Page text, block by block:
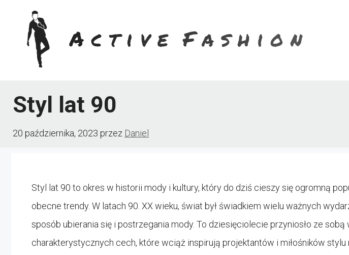
Styl lat 90
20 października, 2023 przez Daniel
Styl lat 90 to okres w historii mody i kultury, który do dziś cieszy się ogromną
obecne trendy. W latach 90. XX wieku, świat był świadkiem wielu ważnych
sposób ubierania się i postrzegania mody. To dziesięciolecie przyniosło ze sobą
charakterystycznych cech, które wciąż inspirują projektantów i miłośników stylu